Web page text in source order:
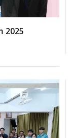
2025